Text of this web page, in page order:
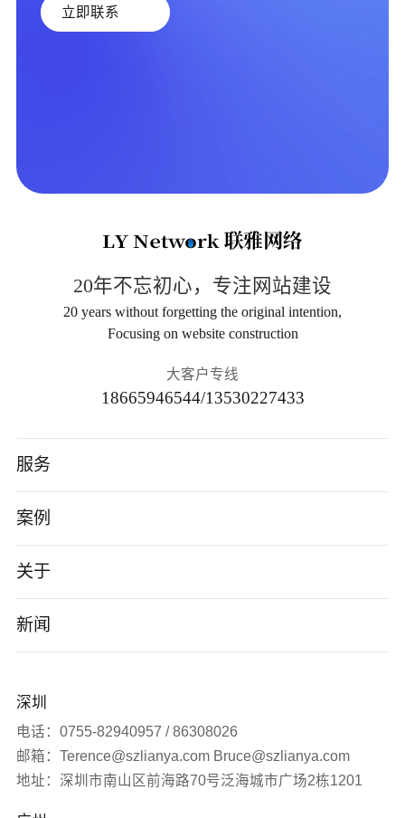
立即联系
20年不忘初心，专注网站建设
20 years without forgetting the original intention,
Focusing on website construction
大客户专线
18665946544/13530227433
服务
高端网站建设
AI应用开发
小程序/App
品牌营销服务
案例
智能制造
电子数码
其他
关于
公司介绍
发展历程
新闻
签约新闻
联雅观点
深圳
电话：0755-82940957 / 86308026
邮箱：Terence@szlianya.com Bruce@szlianya.com
地址：深圳市南山区前海路70号泛海城市广场2栋1201